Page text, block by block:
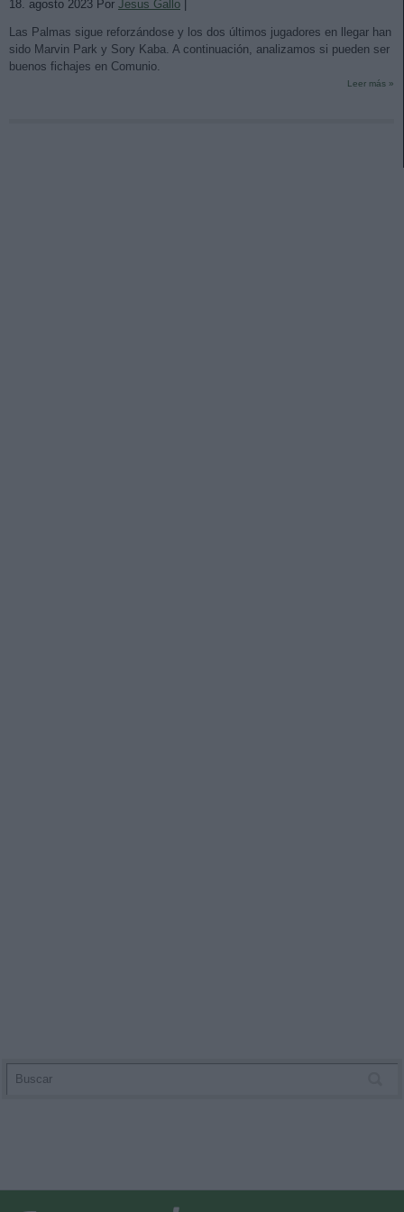
18. agosto 2023 Por Jesus Gallo
Las Palmas sigue reforzándose y los dos últimos jugadores en llegar han
sido Marvin Park y Sory Kaba. A continuación, analizamos si pueden ser
buenos fichajes en Comunio.
Leer más »